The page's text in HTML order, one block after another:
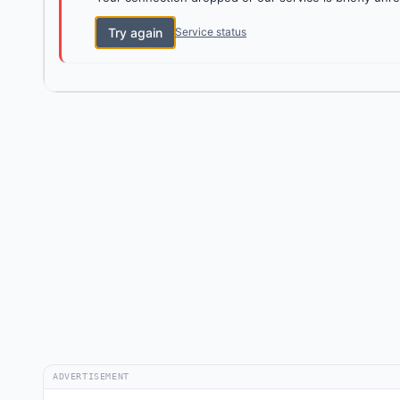
Try again Service status
ADVERTISEMENT